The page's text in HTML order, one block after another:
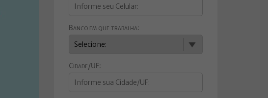
Banco em que trabalha:
Cidade/UF: